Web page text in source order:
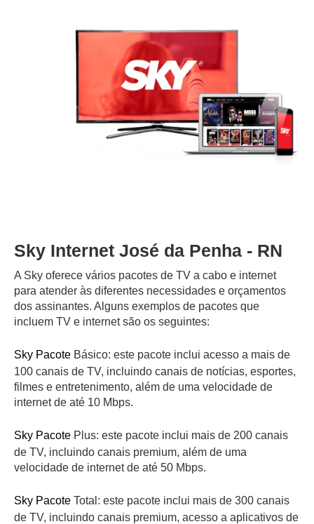
Sky Internet José da Penha - RN
A Sky oferece vários pacotes de TV a cabo e internet
para atender às diferentes necessidades e orçamentos
dos assinantes. Alguns exemplos de pacotes que
incluem TV e internet são os seguintes:
Sky Pacote Básico: este pacote inclui acesso a mais de
100 canais de TV, incluindo canais de notícias, esportes,
filmes e entretenimento, além de uma velocidade de
internet de até 10 Mbps.
Sky Pacote Plus: este pacote inclui mais de 200 canais
de TV, incluindo canais premium, além de uma
velocidade de internet de até 50 Mbps.
Sky Pacote Total: este pacote inclui mais de 300 canais
de TV, incluindo canais premium, acesso a aplicativos de